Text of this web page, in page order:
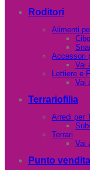
Roditori
Alimenti
Accessori
Vai
Lettiere e
Vai
Terrariofilia
Arredi per
Terrari
Vai
Punto vendita